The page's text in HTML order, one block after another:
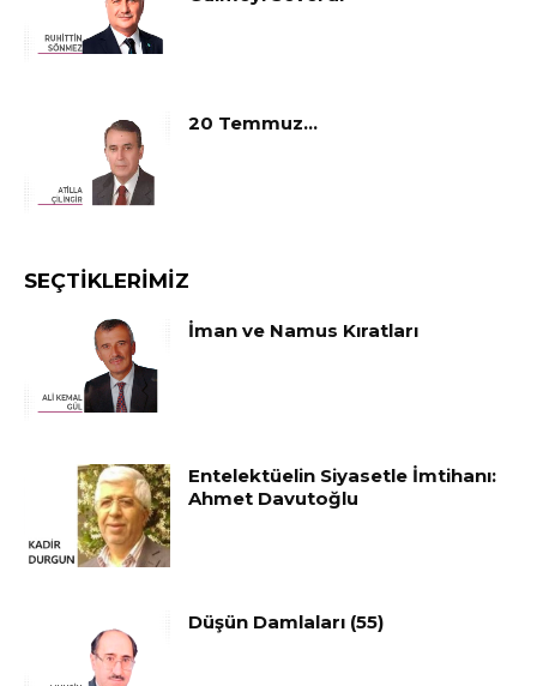
20 Temmuz…
SEÇTIKLERIMIZ
İman ve Namus Kıratları
Entelektüelin Siyasetle İmtihanı:
Ahmet Davutoğlu
Düşün Damlaları (55)